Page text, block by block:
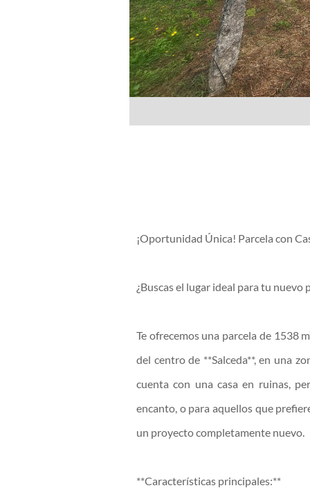
¡Oportunidad Única! Parcela con
¿Buscas el lugar ideal para tu
Te ofrecemos una parcela de 1538
del centro de **Salceda**, en una
cuenta con una casa en ruinas,
encanto, o para aquellos que
un proyecto completamente nuevo.
**Características principales:**